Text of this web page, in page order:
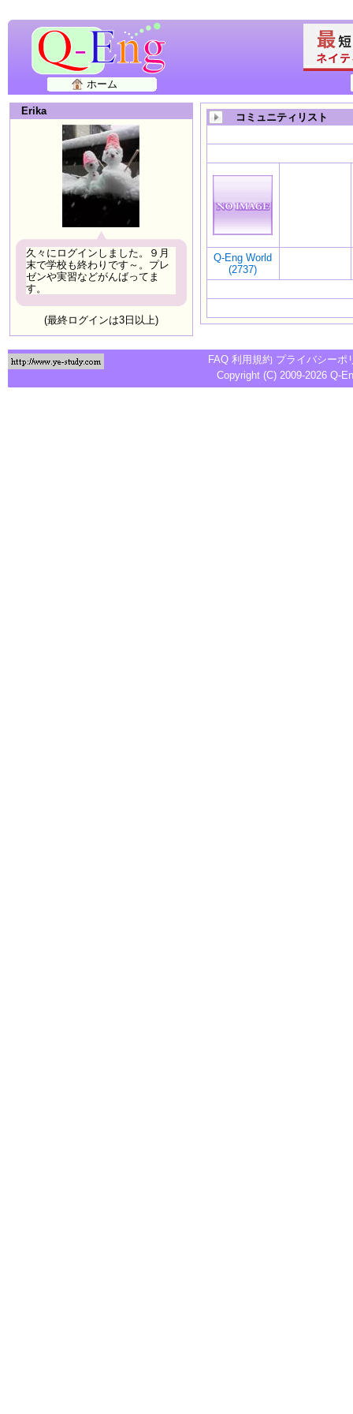
ホーム
Erika
久々にログインしました。９月
末で学校も終わりです～。プレ
ゼンや実習などがんばってま
す。
(最終ログインは3日以上)
コミュニティリスト
Q-Eng World
(2737)
FAQ 利用規約 プライバシーポ
Copyright (C) 2009-2026 Q-